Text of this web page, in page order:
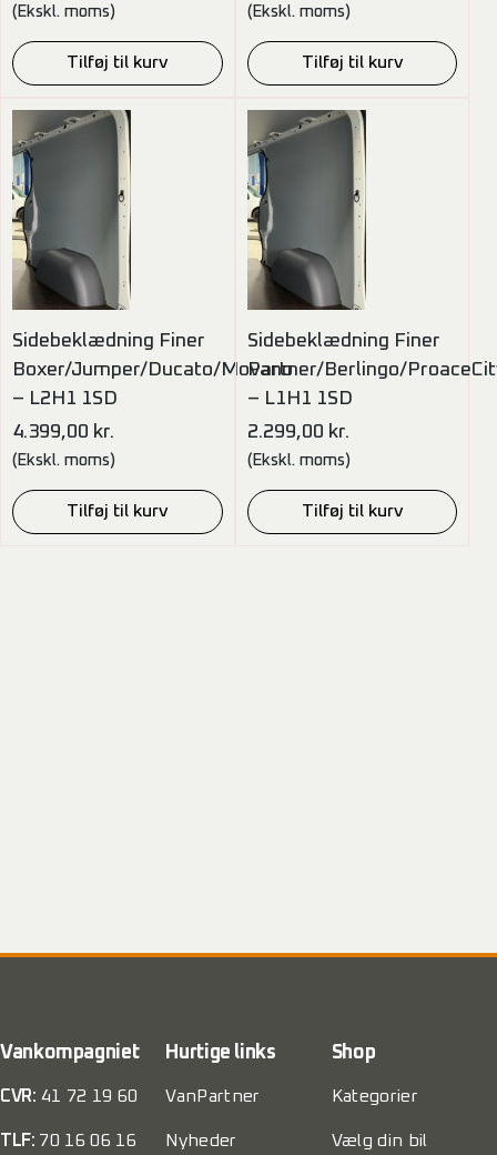
(Ekskl. moms)
Tilføj til kurv
(Ekskl. moms)
Tilføj til kurv
Sidebeklædning Finer
Boxer/Jumper/Ducato/Movano
– L2H1 1SD
4.399,00 kr.
(Ekskl. moms)
Tilføj til kurv
Sidebeklædning Finer
Partner/Berlingo/
– L1H1 1SD
2.299,00 kr.
(Ekskl. moms)
Tilføj til kurv
Vankompagniet
CVR: 41 72 19 60
TLF: 70 16 06 16
Hurtige links
VanPartner
Nyheder
Shop
Kategorier
Vælg din bil